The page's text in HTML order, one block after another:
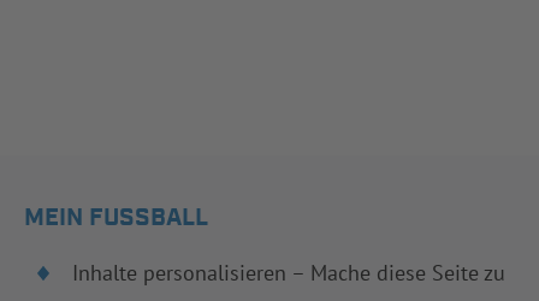
MEIN FUSSBALL
Inhalte personalisieren – Mache diese Seite zu